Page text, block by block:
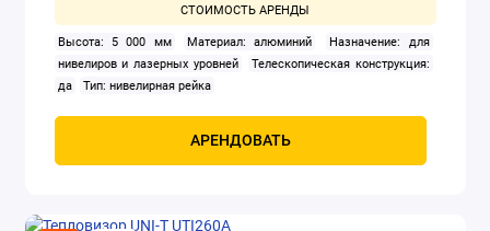
Высота: 5 000 мм Материал: алюминий
Назначение: для
нивелиров и лазерных уровней
Телескопическая конструкция:
да
Тип: нивелирная рейка
АРЕНДОВАТЬ